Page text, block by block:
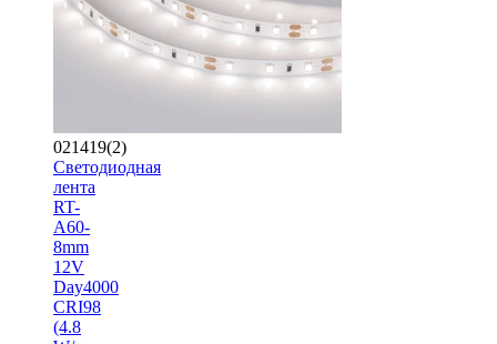
021419(2)
Светодиодная
лента
RT-
A60-
8mm
12V
Day4000
CRI98
(4.8